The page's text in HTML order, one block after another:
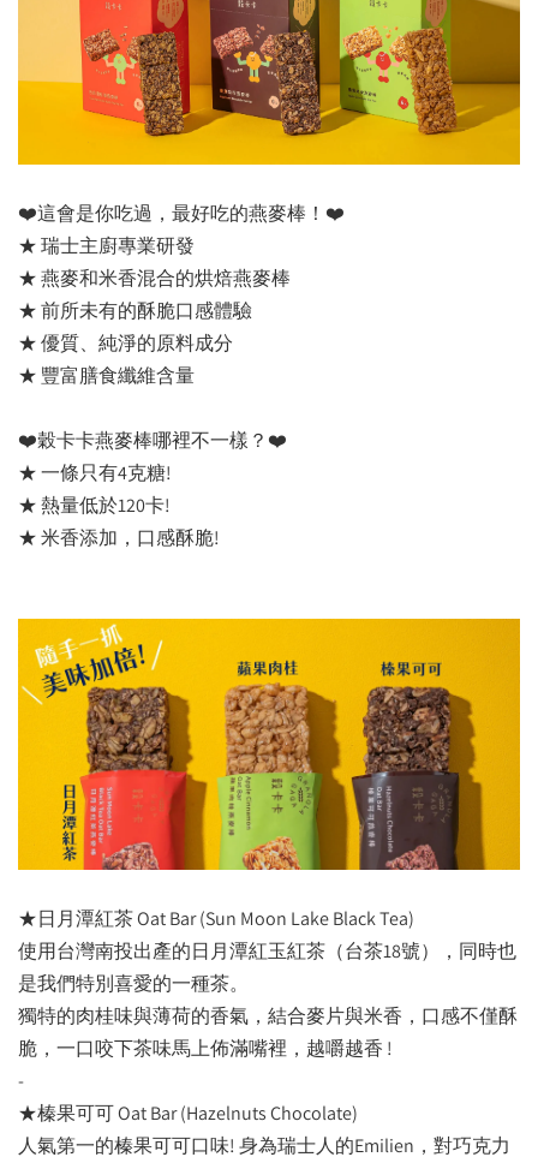
❤️這會是你吃過，最好吃的燕麥棒！❤️
★ 瑞士主廚專業研發
★ 燕麥和米香混合的烘焙燕麥棒
★ 前所未有的酥脆口感體驗
★ 優質、純淨的原料成分
★ 豐富膳食纖維含量
❤️穀卡卡燕麥棒哪裡不一樣？❤️
★ 一條只有4克糖!
★ 熱量低於120卡!
★ 米香添加，口感酥脆!
★日月潭紅茶 Oat Bar (Sun Moon Lake Black Tea)
使用台灣南投出產的日月潭紅玉紅茶（台茶18號），同時也
是我們特別喜愛的一種茶。
獨特的肉桂味與薄荷的香氣，結合麥片與米香，口感不僅酥
脆，一口咬下茶味馬上佈滿嘴裡，越嚼越香 !
-
★榛果可可 Oat Bar (Hazelnuts Chocolate)
人氣第一的榛果可可口味! 身為瑞士人的Emilien，對巧克力